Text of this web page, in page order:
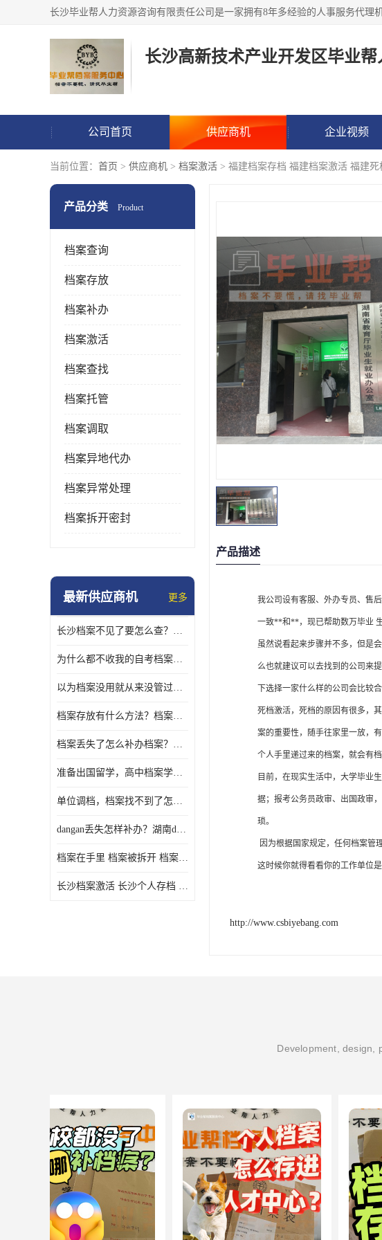
公司首页 供应商机 企业视频
当前位置： 首页 > 供应商机 > 档案激活 > 福建档案存档 福建档案激活 福建死
产品分类 Product
档案查询
档案存放
档案补办
档案激活
档案查找
档案托管
档案调取
档案异地代办
档案异常处理
档案拆开密封
最新供应商机 更多
长沙档案不见了要怎么查？档案查询 档案补办
为什么都不收我的自考档案？自考档案怎么存档？
以为档案没用就从来没管过，现在要用档案该怎么办？
档案存放有什么方法？档案在手里为什么不能用
档案丢失了怎么补办档案？湖南档案补办 档案补办方法
准备出国留学，高中档案学校发给我了怎么办？
单位调档，档案找不到了怎么办？
dangan丢失怎样补办？湖南dangan丢失补办流程介绍！
档案在手里 档案被拆开 档案补办 档案问题一站式服务
长沙档案激活 长沙个人存档 长沙档案存档
产品描述
我公司设有客服、外办专员、售
一致**和**，现已帮助数万毕业
虽然说看起来步骤并不多，但是
么也就建议可以去找到的公司来
下选择一家什么样的公司会比较合
死档激活，死档的原因有很多，
案的重要性，随手往家里一放，
个人手里递过来的档案，就会有档
目前，在现实生活中，大学毕业
据；报考公务员政审、出国政审
琐。
因为根据国家规定，任何档案管
这时候你就得看看你的工作单位
http://www.csbiyebang.com
Development, design,